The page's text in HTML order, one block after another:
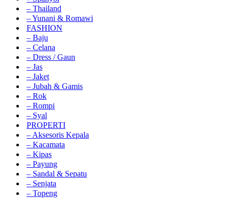
– Thailand
– Yunani & Romawi
FASHION
– Baju
– Celana
– Dress / Gaun
– Jas
– Jaket
– Jubah & Gamis
– Rok
– Rompi
– Syal
PROPERTI
– Aksesoris Kepala
– Kacamata
– Kipas
– Payung
– Sandal & Sepatu
– Senjata
– Topeng